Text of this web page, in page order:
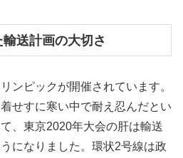
送計画の大切さ
ンピックが開催されています。
せすに寒い中で耐え忍んだとい
、東京2020年大会の肝は輸送
になりました。環状2号線は政